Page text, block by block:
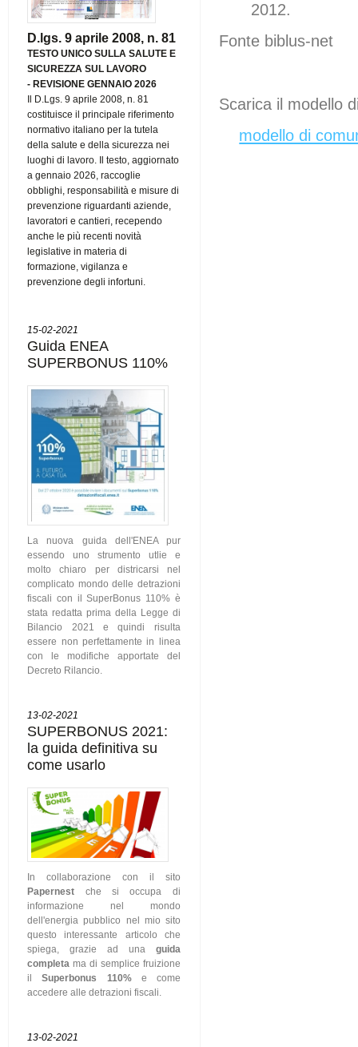
D.lgs. 9 aprile 2008, n. 81
TESTO UNICO SULLA SALUTE E
SICUREZZA SUL LAVORO
- REVISIONE GENNAIO 2026
Il D.Lgs. 9 aprile 2008, n. 81
costituisce il principale riferimento
normativo italiano per la tutela
della salute e della sicurezza nei
luoghi di lavoro. Il testo, aggiornato
a gennaio 2026, raccoglie
obblighi, responsabilità e misure di
prevenzione riguardanti aziende,
lavoratori e cantieri, recependo
anche le più recenti novità
legislative in materia di
formazione, vigilanza e
prevenzione degli infortuni.
15-02-2021
Guida ENEA
SUPERBONUS 110%
La nuova guida dell'ENEA pur
essendo uno strumento utlie e
molto chiaro per districarsi nel
complicato mondo delle detrazioni
fiscali con il SuperBonus 110% è
stata redatta prima della Legge di
Bilancio 2021 e quindi risulta
essere non perfettamente in linea
con le modifiche apportate del
Decreto Rilancio.
13-02-2021
SUPERBONUS 2021:
la guida definitiva su
come usarlo
In collaborazione con il sito
Papernest che si occupa di
informazione nel mondo
dell'energia pubblico nel mio sito
questo interessante articolo che
spiega, grazie ad una guida
completa ma di semplice fruizione
ilSuperbonus 110%e come
accedere alle detrazioni fiscali.
13-02-2021
2012.
Fonte biblus-net
Scarica il modello
modello di